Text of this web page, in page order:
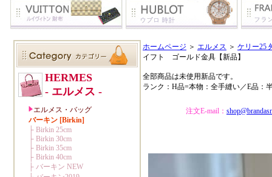
ホームページ ＞ エルメス ＞ ケリー25
イフト ゴールド金具【新品】
全部商品は未使用新品です。
ランク：H品=本物：全手縫い／E品：
注文E-mail：